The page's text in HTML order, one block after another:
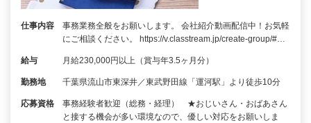
仕事内容
事務業務全般をお願いします。 会社紹介動画配信中！お気軽
にご相談ください。 https://v.classtream.jp/create-group/#…
給与 月給230,000円以上（賞与年3.5ヶ月分）
勤務地 千葉県流山市東深井／東武野田線「運河駅」より徒歩10分
応募資格
事務経験者歓迎（総務・経理） ★おじいさん・おばあさん
と接する機会が多い環境なので、優しい対応をお願いしま